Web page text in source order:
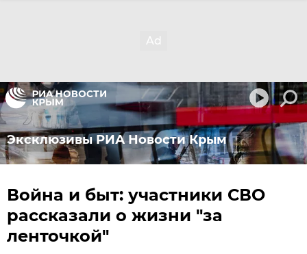
Эксклюзивы РИА Новости Крым
Война и быт: участники СВО
рассказали о жизни "за
ленточкой"